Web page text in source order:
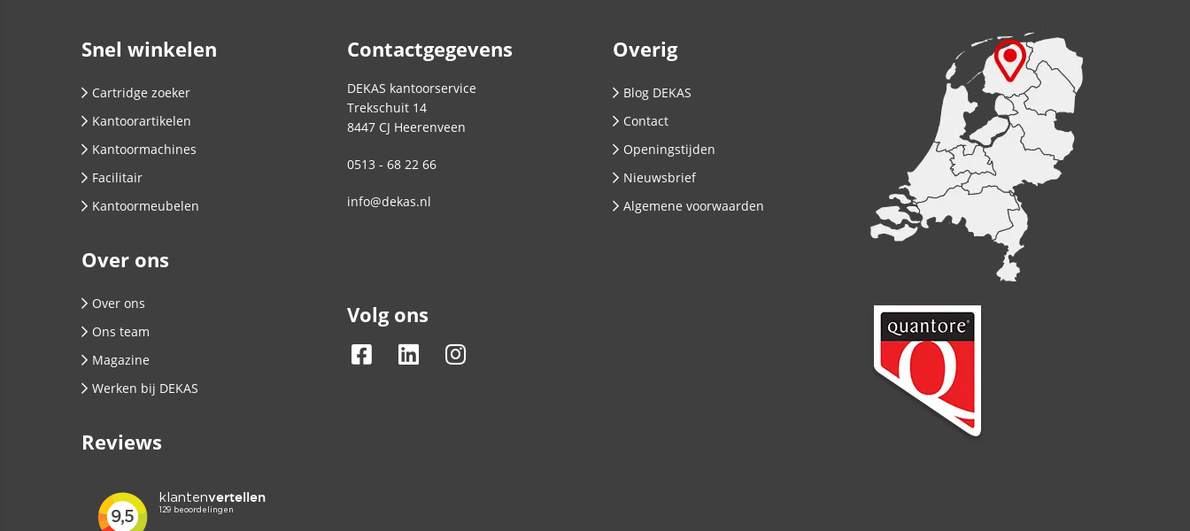
Snel winkelen
Cartridge zoeker
Kantoorartikelen
Kantoormachines
Facilitair
Kantoormeubelen
Over ons
Over ons
Ons team
Magazine
Werken bij DEKAS
Reviews
Contactgegevens
DEKAS kantoorservice
Trekschuit 14
8447 CJ Heerenveen
0513 - 68 22 66
info@dekas.nl
Volg ons
Overig
Blog DEKAS
Contact
Openingstijden
Nieuwsbrief
Algemene voorwaarden